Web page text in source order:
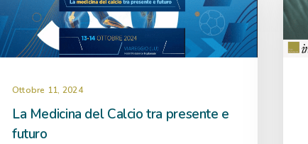
Ottobre 11, 2024
La Medicina del Calcio tra presente e
futuro